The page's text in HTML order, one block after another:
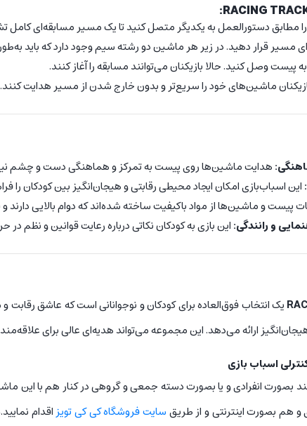
مطابق دستورالعمل به یکدیگر متصل کنید تا یک مسیر مسابقه‌ای کامل
مسیر قرار دهید. در زیر هر ماشین دو رشته سیم وجود دارد که
پیست وصل کنید. حالا بازیکنان می‌توانند مسابقه را آغاز کنند.
ماشین‌های خود را سریع‌تر و بدون خارج شدن از مسیر هدایت
هدایت ماشین‌ها روی پیست به تمرکز و هماهنگی دست و چشم نیاز
این اسباب‌بازی امکان ایجاد محیطی رقابتی و هیجان‌انگیز بین کودکان
پیست و ماشین‌ها از مواد باکیفیت ساخته شده‌اند که دوام بالایی
و رانندگی: این بازی به کودکان نکاتی درباره رعایت قوانین و
یک انتخاب فوق‌العاده برای کودکان و نوجوانانی است که عاشق
ارائه می‌دهد. این مجموعه می‌تواند هدیه‌ای عالی برای
اسباب بازی
بصورت انفرادی و یا بصورت دسته جمعی و گروهی در کنار هم با این
هم بصورت اینترنتی و از طریق سایت فروشگاه کی کی تویز اقدام